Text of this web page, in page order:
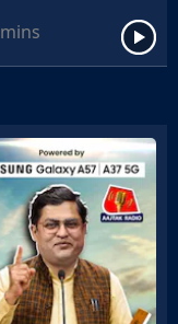
mins